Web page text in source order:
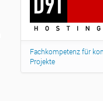
Fachkompetenz für
Projekte